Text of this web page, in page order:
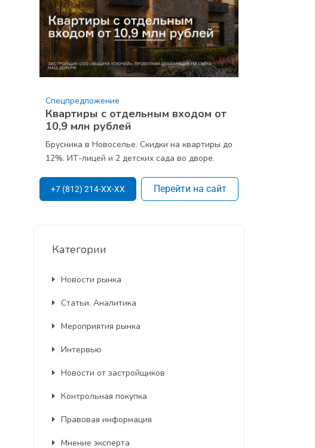
Спецпредложение
Квартиры с отдельным входом от
10,9 млн рублей
Брусника в Новоселье. Скидки на квартиры до
12%. ИТ-лицей и 2 детских сада во дворе.
+7 (812) 214-XX-XX Перейти на сайт
Категории
Новости рынка
Статьи. Аналитика
Мероприятия рынка
Интервью
Новости от застройщиков
Контрольная покупка
Правовая информация
Мнение эксперта